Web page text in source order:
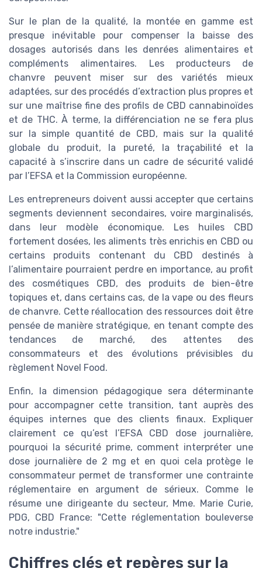
Sur le plan de la qualité, la montée en gamme est
presque inévitable pour compenser la baisse des
dosages autorisés dans les denrées alimentaires et
compléments alimentaires. Les producteurs de
chanvre peuvent miser sur des variétés mieux
adaptées, sur des procédés d’extraction plus propres et
sur une maîtrise fine des profils de CBD cannabinoïdes
et de THC. À terme, la différenciation ne se fera plus
sur la simple quantité de CBD, mais sur la qualité
globale du produit, la pureté, la traçabilité et la
capacité à s’inscrire dans un cadre de sécurité validé
par l’EFSA et la Commission européenne.
Les entrepreneurs doivent aussi accepter que certains
segments deviennent secondaires, voire marginalisés,
dans leur modèle économique. Les huiles CBD
fortement dosées, les aliments très enrichis en CBD ou
certains produits contenant du CBD destinés à
l’alimentaire pourraient perdre en importance, au profit
des cosmétiques CBD, des produits de bien-être
topiques et, dans certains cas, de la vape ou des fleurs
de chanvre. Cette réallocation des ressources doit être
pensée de manière stratégique, en tenant compte des
tendances de marché, des attentes des
consommateurs et des évolutions prévisibles du
règlement Novel Food.
Enfin, la dimension pédagogique sera déterminante
pour accompagner cette transition, tant auprès des
équipes internes que des clients finaux. Expliquer
clairement ce qu’est l’EFSA CBD dose journalière,
pourquoi la sécurité prime, comment interpréter une
dose journalière de 2 mg et en quoi cela protège le
consommateur permet de transformer une contrainte
réglementaire en argument de sérieux. Comme le
résume une dirigeante du secteur, Mme. Marie Curie,
PDG, CBD France: "Cette réglementation bouleverse
notre industrie."
Chiffres clés et repères sur la